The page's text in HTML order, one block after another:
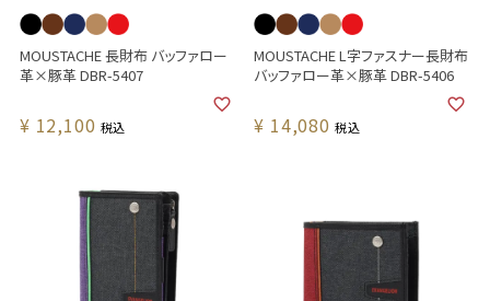
MOUSTACHE 長財布 バッファロー
革×豚革 DBR-5407
¥ 12,100 税込
MOUSTACHE L字ファスナー長財布
バッファロー革×豚革 DBR-5406
¥ 14,080 税込